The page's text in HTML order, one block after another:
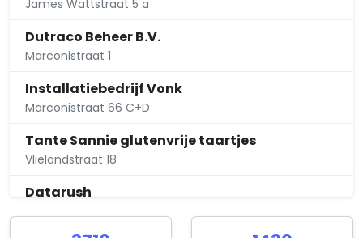
James Wattstraat 5 a
Dutraco Beheer B.V.
Marconistraat 1
Installatiebedrijf Vonk
Marconistraat 66 C+D
Tante Sannie glutenvrije taartjes
Vlielandstraat 18
Datarush